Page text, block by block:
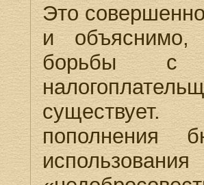
Это
и
борьбы с
пополнения